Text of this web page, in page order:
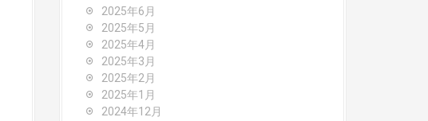
2025年6月
2025年5月
2025年4月
2025年3月
2025年2月
2025年1月
2024年12月